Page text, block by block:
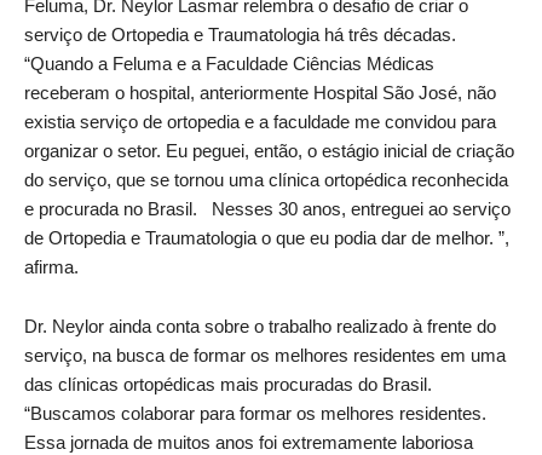
Feluma, Dr. Neylor Lasmar relembra o desafio de criar o
serviço de Ortopedia e Traumatologia há três décadas.
“Quando a Feluma e a Faculdade Ciências Médicas
receberam o hospital, anteriormente Hospital São José, não
existia serviço de ortopedia e a faculdade me convidou para
organizar o setor. Eu peguei, então, o estágio inicial de criação
do serviço, que se tornou uma clínica ortopédica reconhecida
e procurada no Brasil. Nesses 30 anos, entreguei ao serviço
de Ortopedia e Traumatologia o que eu podia dar de melhor. ”,
afirma.
Dr. Neylor ainda conta sobre o trabalho realizado à frente do
serviço, na busca de formar os melhores residentes em uma
das clínicas ortopédicas mais procuradas do Brasil.
“Buscamos colaborar para formar os melhores residentes.
Essa jornada de muitos anos foi extremamente laboriosa